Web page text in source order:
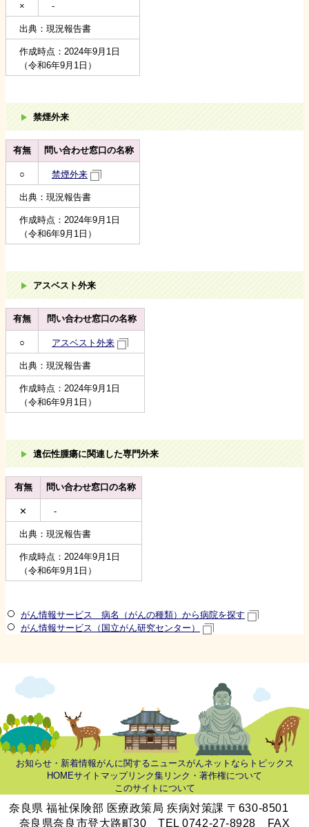
× -
出典：現況報告書
作成時点：2024年9月1日
（令和6年9月1日）
禁煙外来
有無 問い合わせ窓口の名称
○ 禁煙外来
出典：現況報告書
作成時点：2024年9月1日
（令和6年9月1日）
アスベスト外来
有無 問い合わせ窓口の名称
○ アスベスト外来
出典：現況報告書
作成時点：2024年9月1日
（令和6年9月1日）
遺伝性腫瘍に関連した専門外来
有無 問い合わせ窓口の名称
✕ -
出典：現況報告書
作成時点：2024年9月1日
（令和6年9月1日）
がん情報サービス 病名（がんの種類）から病院を探す
がん情報サービス（国立がん研究センター）
お知らせ・新着情報がんに関するニュースがんネットならトピックス
HOMEサイトマップリンク集 リンク・著作権について
このサイトについて
奈良県 福祉保険部 医療政策局 疾病対策課 〒630-8501
奈良県奈良市登大路町30 TEL 0742-27-8928 FAX